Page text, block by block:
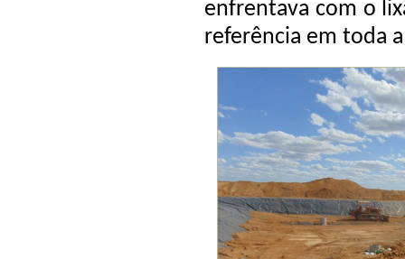
enfrentava com o
referência em toda